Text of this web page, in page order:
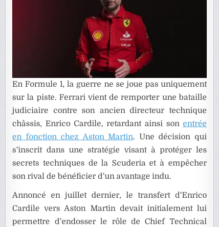
En Formule 1, la guerre ne se joue pas uniquement
sur la piste. Ferrari vient de remporter une bataille
judiciaire contre son ancien directeur technique
châssis, Enrico Cardile, retardant ainsi son entrée
en fonction chez Aston Martin. Une décision qui
s’inscrit dans une stratégie visant à protéger les
secrets techniques de la Scuderia et à empêcher
son rival de bénéficier d’un avantage indu.
Annoncé en juillet dernier, le transfert d’Enrico
Cardile vers Aston Martin devait initialement lui
permettre d’endosser le rôle de Chief Technical